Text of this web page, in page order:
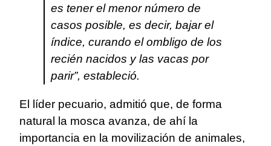
es tener el menor número de
casos posible, es decir, bajar el
índice, curando el ombligo de los
recién nacidos y las vacas por
parir”, estableció.
El líder pecuario, admitió que, de forma
natural la mosca avanza, de ahí la
importancia en la movilización de animales,